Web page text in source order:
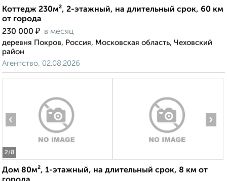
Коттедж 230м², 2-этажный, на длительный срок, 60 км
от города
230 000 ₽ в месяц
деревня Покров, Россия, Московская область, Чеховский
район
Агентство, 02.08.2026
2/8
‹ ›
Дом 80м², 1-этажный, на длительный срок, 8 км от